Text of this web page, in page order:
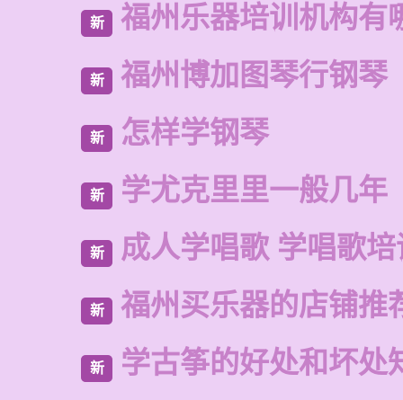
新 福州乐器培训机构有
新 福州博加图琴行钢琴
新 怎样学钢琴
新 学尤克里里一般几年
新 成人学唱歌 学唱歌
新 福州买乐器的店铺推
新 学古筝的好处和坏处